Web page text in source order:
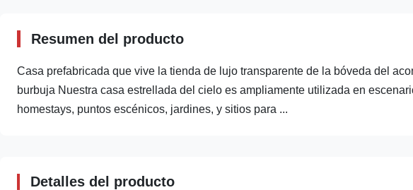
Resumen del producto
Casa prefabricada que vive la tienda de lujo transparente de la bóveda del
burbuja Nuestra casa estrellada del cielo es ampliamente utilizada en
homestays, puntos escénicos, jardines, y sitios para ...
Detalles del producto